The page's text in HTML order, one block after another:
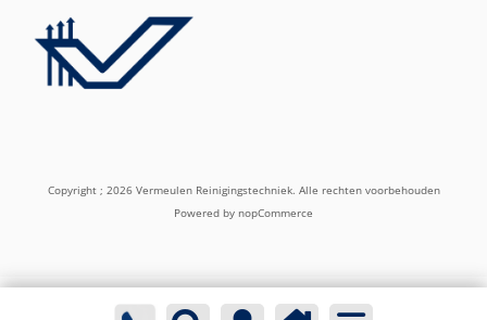
Copyright ; 2026 Vermeulen Reinigingstechniek. Alle rechten voorbehouden
Powered by nopCommerce